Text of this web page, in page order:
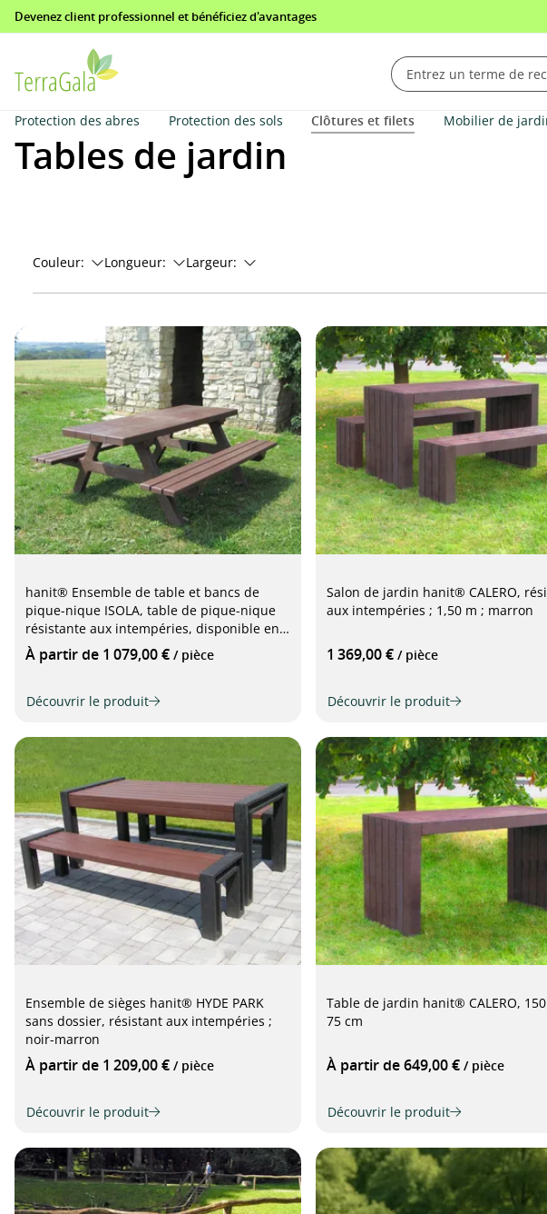
Aller à la navigation principale
Devenez client professionnel et bénéficiez d'avantages
Protection des abres Protection des sols Clôtures et filets Mobilier de
Tables de jardin
Couleur: Longueur: Largeur:
hanit® Ensemble de table et bancs de
pique-nique ISOLA, table de pique-nique
résistante aux intempéries, disponible en
deux couleurs
À partir de 1 079,00 € / pièce
Découvrir le produit
Salon de jardin hanit® CALERO,
aux intempéries ; 1,50 m ; marron
1 369,00 € / pièce
Découvrir le produit
Ensemble de sièges hanit® HYDE PARK
sans dossier, résistant aux intempéries ;
noir-marron
À partir de 1 209,00 € / pièce
Découvrir le produit
Table de jardin hanit® CALERO,
75 cm
À partir de 649,00 € / pièce
Découvrir le produit